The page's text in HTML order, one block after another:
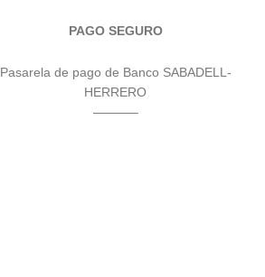
PAGO SEGURO
Pasarela de pago de Banco SABADELL-
HERRERO
———–